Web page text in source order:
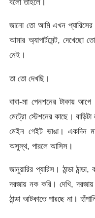
বলো তাহলে।
জানো তো আমি এখন প্যারিসের
আমার অ্যাপার্টমেন্ট, দেখেছো
নেই।
তা তো দেখছি।
বাবা-মা পেনশনের টাকায়
মেট্রো স্টেশনের কাছে।
মেইন গেইট ভাঙা। একদিন
অসুস্থ, পারলে আসিস।
জানুয়ারির প্যারিস। ঠান্ডা
দরজায় নক করি। দেখি, দরজায়
ঠান্ডা আটকাতে পারছে না।